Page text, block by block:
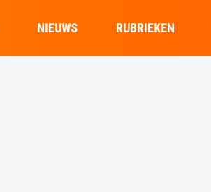
NIEUWS RUBRIEKEN